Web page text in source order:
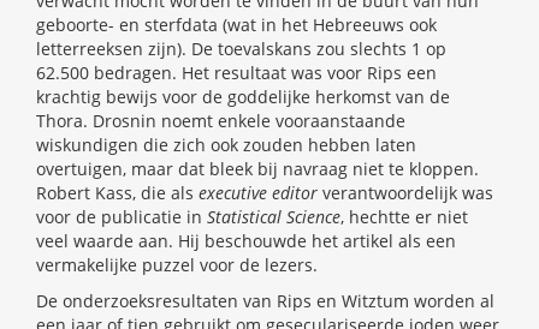
geboorte- en sterfdata (wat in het Hebreeuws ook
letterreeksen zijn). De toevalskans zou slechts 1 op
62.500 bedragen. Het resultaat was voor Rips een
krachtig bewijs voor de goddelijke herkomst van de
Thora. Drosnin noemt enkele vooraanstaande
wiskundigen die zich ook zouden hebben laten
overtuigen, maar dat bleek bij navraag niet te kloppen.
Robert Kass, die als executive editor verantwoordelijk was
voor de publicatie in Statistical Science, hechtte er niet
veel waarde aan. Hij beschouwde het artikel als een
vermakelijke puzzel voor de lezers.
De onderzoeksresultaten van Rips en Witztum worden al
een jaar of tien gebruikt om geseculariseerde joden weer